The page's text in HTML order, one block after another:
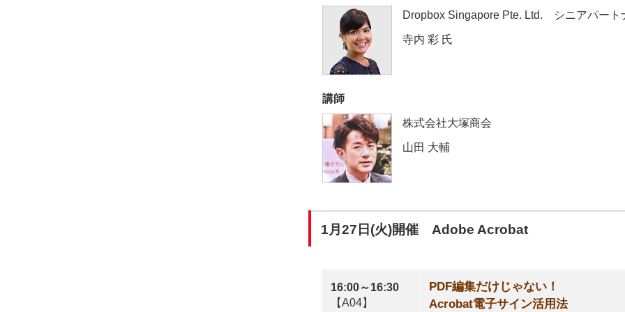
Dropbox Singapore Pte. Ltd. シニアパート
寺内 彩 氏
講師
株式会社大塚商会
山田 大輔
1月27日(火)開催 Adobe Acrobat
16:00～16:30
【A04】
PDF編集だけじゃない！
Acrobat電子サイン活用法